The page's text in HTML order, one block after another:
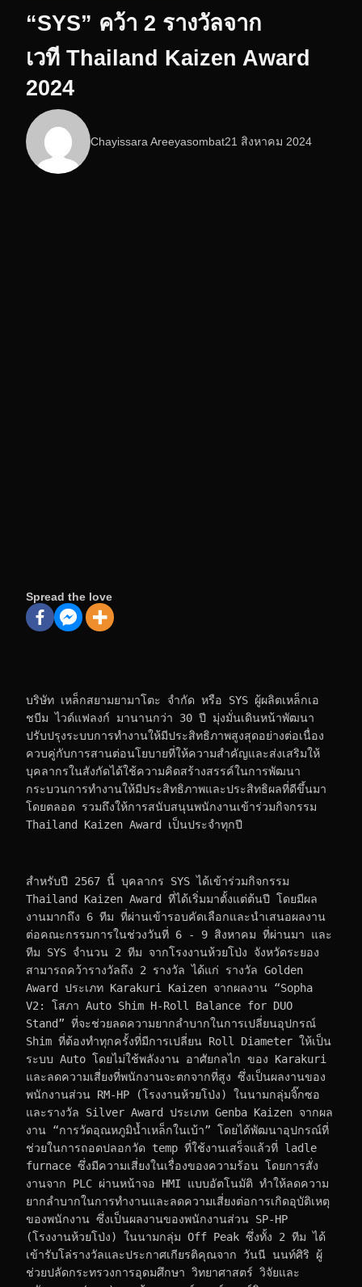
“SYS” คว้า 2 รางวัลจาก
เวที Thailand Kaizen Award
2024
Chayissara Areeyasombat21 สิงหาคม 2024
Spread the love
บริษัท เหล็กสยามยามาโตะ จำกัด หรือ SYS ผู้ผลิตเหล็กเอ
ชบีม ไวด์แฟลงก์ มานานกว่า 30 ปี มุ่งมั่นเดินหน้าพัฒนา
ปรับปรุงระบบการทำงานให้มีประสิทธิภาพสูงสุดอย่างต่อเนื่อง
ควบคู่กับการสานต่อนโยบายที่ให้ความสำคัญและส่งเสริมให้
บุคลากรในสังกัดได้ใช้ความคิดสร้างสรรค์ในการพัฒนา
กระบวนการทำงานให้มีประสิทธิภาพและประสิทธิผลที่ดีขึ้นมา
โดยตลอด รวมถึงให้การสนับสนุนพนักงานเข้าร่วมกิจกรรม
Thailand Kaizen Award เป็นประจำทุกปี
สำหรับปี 2567 นี้ บุคลากร SYS ได้เข้าร่วมกิจกรรม
Thailand Kaizen Award ที่ได้เริ่มมาตั้งแต่ต้นปี โดยมีผล
งานมากถึง 6 ทีม ที่ผ่านเข้ารอบคัดเลือกและนำเสนอผลงาน
ต่อคณะกรรมการในช่วงวันที่ 6 - 9 สิงหาคม ที่ผ่านมา และ
ทีม SYS จำนวน 2 ทีม จากโรงงานห้วยโป่ง จังหวัดระยอง
สามารถคว้ารางวัลถึง 2 รางวัล ได้แก่ รางวัล Golden
Award ประเภท Karakuri Kaizen จากผลงาน “Sopha
V2: โสภา Auto Shim H-Roll Balance for DUO
Stand” ที่จะช่วยลดความยากลำบากในการเปลี่ยนอุปกรณ์
Shim ที่ต้องทำทุกครั้งที่มีการเปลี่ยน Roll Diameter ให้เป็น
ระบบ Auto โดยไม่ใช้พลังงาน อาศัยกลไก ของ Karakuri
และลดความเสี่ยงที่พนักงานจะตกจากที่สูง ซึ่งเป็นผลงานของ
พนักงานส่วน RM-HP (โรงงานห้วยโป่ง) ในนามกลุ่มจิ๊กซอ
และรางวัล Silver Award ประเภท Genba Kaizen จากผล
งาน “การวัดอุณหภูมิน้ำเหล็กในเบ้า” โดยได้พัฒนาอุปกรณ์ที่
ช่วยในการถอดปลอกวัด temp ที่ใช้งานเสร็จแล้วที่ ladle
furnace ซึ่งมีความเสี่ยงในเรื่องของความร้อน โดยการสั่ง
งานจาก PLC ผ่านหน้าจอ HMI แบบอัตโนมัติ ทำให้ลดความ
ยากลำบากในการทำงานและลดความเสี่ยงต่อการเกิดอุบัติเหตุ
ของพนักงาน ซึ่งเป็นผลงานของพนักงานส่วน SP-HP
(โรงงานห้วยโป่ง) ในนามกลุ่ม Off Peak ซึ่งทั้ง 2 ทีม ได้
เข้ารับโล่รางวัลและประกาศเกียรติคุณจาก วันนี นนท์ศิริ ผู้
ช่วยปลัดกระทรวงการอุดมศึกษา วิทยาศาสตร์ วิจัยและ